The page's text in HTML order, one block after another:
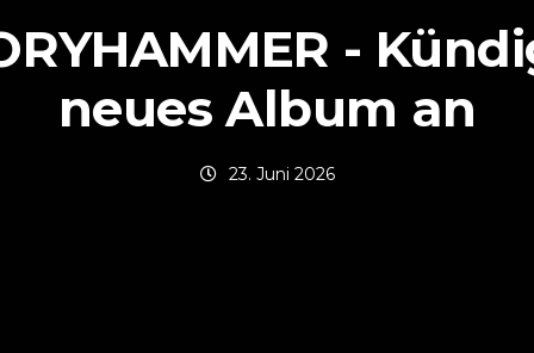
-
neues Album an
23. Juni 2026